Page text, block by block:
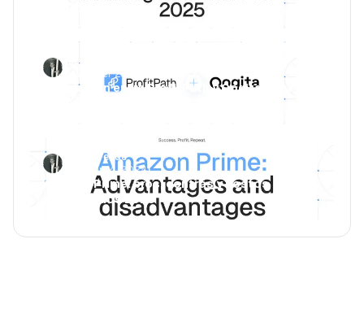
Luca Jurende
November 25, 2024
Asociación entre ProfitPath y Qogita:
Luca Jurende
October 14, 2024
Amazon Prime: pros, contras y costos
actualizados 2026